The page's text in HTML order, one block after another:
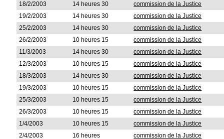
18/2/2003
14 heures 30
commission de la Justice
19/2/2003
14 heures 30
commission de la Justice
25/2/2003
14 heures 30
commission de la Justice
26/2/2003
10 heures 15
commission de la Justice
11/3/2003
14 heures 30
commission de la Justice
12/3/2003
10 heures 15
commission de la Justice
18/3/2003
14 heures 30
commission de la Justice
19/3/2003
10 heures 15
commission de la Justice
25/3/2003
10 heures 15
commission de la Justice
26/3/2003
10 heures 15
commission de la Justice
1/4/2003
10 heures 15
commission de la Justice
2/4/2003
16 heures
commission de la Justice